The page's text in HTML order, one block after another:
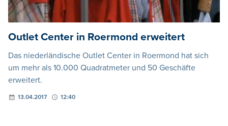
Outlet Center in Roermond erweitert
Das niederländische Outlet Center in Roermond hat sich
um mehr als 10.000 Quadratmeter und 50 Geschäfte
erweitert.
13.04.2017 12:40